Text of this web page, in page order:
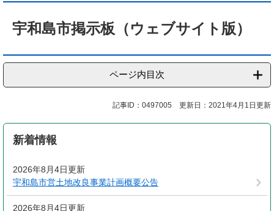
宇和島市掲示板（ウェブサイト版）
ページ内目次
記事ID：0497005 更新日：2021年4月1日更新
新着情報
2026年8月4日更新
宇和島市営土地改良事業計画概要公告
2026年8月4日更新